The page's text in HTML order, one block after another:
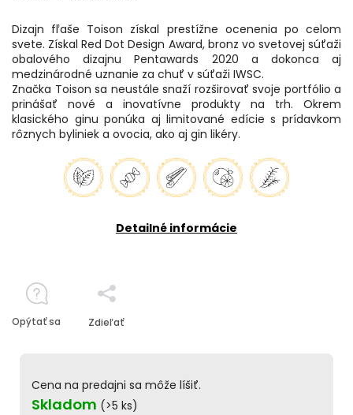
Cena na predajni sa môže líšiť.
Skladom (>5 ks)
Dizajn fľaše Toison získal prestížne ocenenia po celom
svete. Získal Red Dot Design Award, bronz vo svetovej súťaži
obalového dizajnu Pentawards 2020 a dokonca aj
medzinárodné uznanie za chuť v súťaži IWSC.
Značka Toison sa neustále snaží rozširovať svoje portfólio a
prinášať nové a inovatívne produkty na trh. Okrem
klasického ginu ponúka aj limitované edície s prídavkom
rôznych byliniek a ovocia, ako aj gin likéry.
Detailné informácie
Opýtať sa Zdieľať